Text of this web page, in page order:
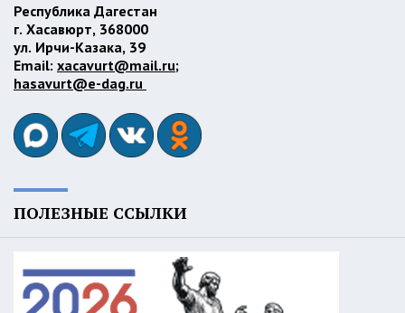
Республика Дагестан
г. Хасавюрт, 368000
ул. Ирчи-Казака, 39
Email: xacavurt@mail.ru;
hasavurt@e-dag.ru
ПОЛЕЗНЫЕ ССЫЛКИ